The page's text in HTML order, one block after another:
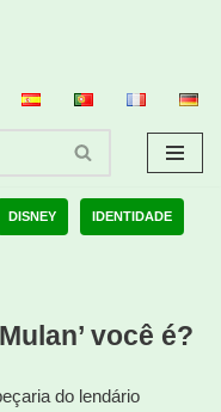
DISNEY IDENTIDADE
você é?
do lendário